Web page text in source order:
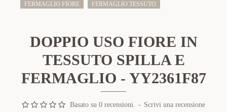
FERMAGLIO FIORE
FERMAGLIO TESSUTO
DOPPIO USO FIORE IN
TESSUTO SPILLA E
FERMAGLIO - YY2361F87
Basato su 0 recensioni. - Scrivi una recensione